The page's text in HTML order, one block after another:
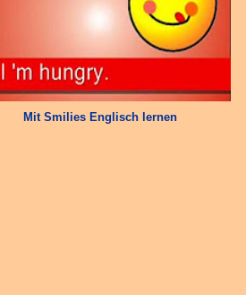
Mit Smilies Englisch lernen